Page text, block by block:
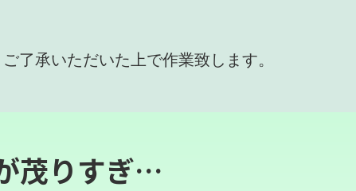
了承いただいた上で作業致します。
茂りすぎ…